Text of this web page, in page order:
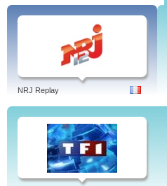
NRJ Replay